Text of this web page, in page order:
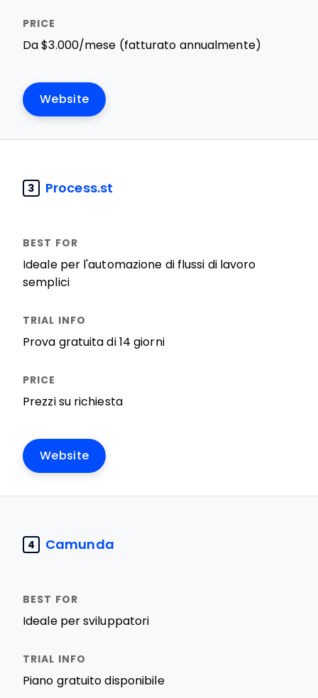
Da $3.000/mese (fatturato annualmente)
Website
3 Process.st
Ideale per l'automazione di flussi di lavoro
semplici
Prova gratuita di 14 giorni
Prezzi su richiesta
Website
4 Camunda
Ideale per sviluppatori
Piano gratuito disponibile